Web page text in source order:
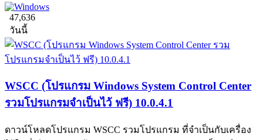
47,636
วันนี้
WSCC (โปรแกรม Windows System Control Center
รวมโปรแกรมจำเป็นไว้ ฟรี) 10.0.4.1
ดาวน์โหลดโปรแกรม WSCC รวมโปรแกรม ที่จำเป็นกับเครื่อง